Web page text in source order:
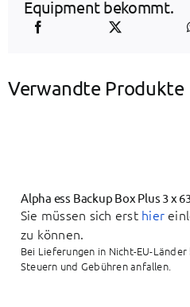
Equipment bekommt.
Verwandte Produkte
Alpha ess Backup Box Plus 3 x
Sie müssen sich erst hier
zu können.
Bei Lieferungen in Nicht-EU-
Steuern und Gebühren anfallen.